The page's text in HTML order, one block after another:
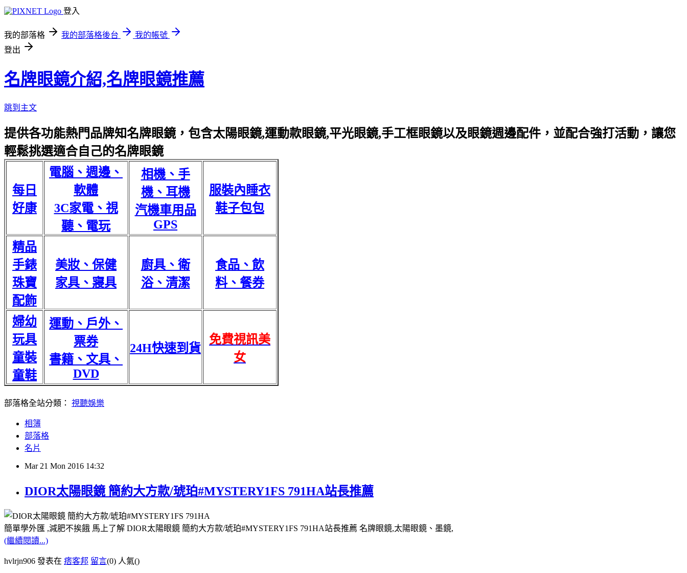
登入
我的部落格 我的部落格後台
我的帳號
登出
名牌眼鏡介紹,名牌眼鏡推薦
跳到主文
提供各功能熱門品牌知名牌眼鏡，包含太陽眼鏡,運動款眼鏡,平光眼鏡,手工框眼鏡以及眼鏡週邊配件，並配合強打活動，讓您
輕鬆挑選適合自己的名牌眼鏡
每日
好康
電腦、週邊、
軟體
3C家電、視
聽、電玩
相機、手
機、耳機
汽機車用品
GPS
服裝內睡衣
鞋子包包
精品
手錶
珠寶
配飾
美妝、保健
家具、寢具
廚具、衛
浴、清潔
食品、飲
料、餐券
婦幼
玩具
童裝
童鞋
運動、戶外、
票券
書籍、文具、
DVD
24H快速到貨
免費視訊美
女
部落格全站分類： 視聽娛樂
相簿
部落格
名片
Mar 21 Mon 2016 14:32
DIOR太陽眼鏡 簡約大方款/琥珀#MYSTERY1FS 791HA站長推薦
簡單學外匯 ,減肥不挨餓 馬上了解 DIOR太陽眼鏡 簡約大方款/琥珀#MYSTERY1FS 791HA站長推薦 名牌眼鏡,太陽眼鏡、墨鏡,
(繼續閱讀...)
hvlrjn906 發表在 痞客邦 留言(0) 人氣()